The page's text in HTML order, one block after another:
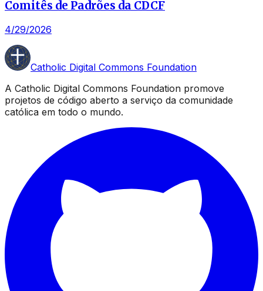
Comitês de Padrões da CDCF
4/29/2026
Catholic Digital Commons Foundation
A Catholic Digital Commons Foundation promove
projetos de código aberto a serviço da comunidade
católica em todo o mundo.